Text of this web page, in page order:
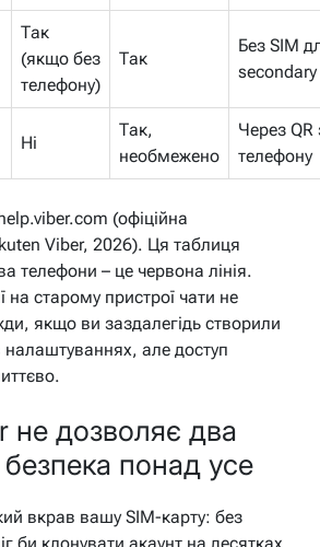
Так
(якщо без
телефону)
Так
Без SIM
secondary
Ні
Так,
необмежено
Через QR
телефону
(офіційна
Viber, 2026). Ця таблиця
телефони – це червона лінія.
на старому пристрої чати не
якщо ви заздалегідь створили
налаштуваннях, але доступ
не дозволяє два
понад усе
вкрав вашу SIM-карту: без